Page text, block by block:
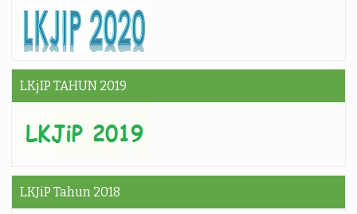
LKjIP TAHUN 2019
LKJiP Tahun 2018